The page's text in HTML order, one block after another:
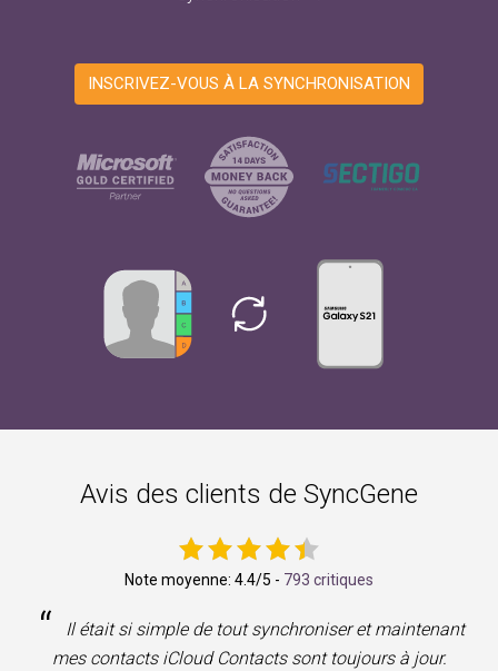
INSCRIVEZ-VOUS À LA SYNCHRONISATION
Avis des clients de SyncGene
Note moyenne: 4.4/5 - 793 critiques
“
Il était si simple de tout synchroniser et maintenant
mes contacts iCloud Contacts sont toujours à jour.